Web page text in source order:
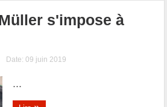
s'impose à
Date: 09 juin 2019
...